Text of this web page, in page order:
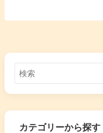
カテゴリーから探す